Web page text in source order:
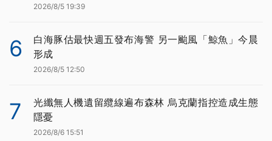
2026/8/5 19:39
6
白海豚估最快週五發布海警 另一颱風「鯨魚」今晨
形成
2026/8/5 12:50
7
光纖無人機遺留纜線遍布森林 烏克蘭指控造成生態
隱憂
2026/8/6 15:51